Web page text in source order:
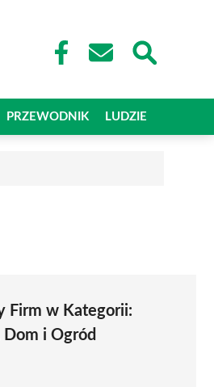
PRZEWODNIK LUDZIE
Firm w Kategorii:
i Ogród